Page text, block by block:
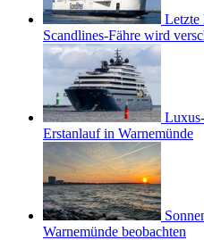
Letzte
Scandlines-Fähre wird
Erstanlauf in Warnemünde
Warnemünde beobachten